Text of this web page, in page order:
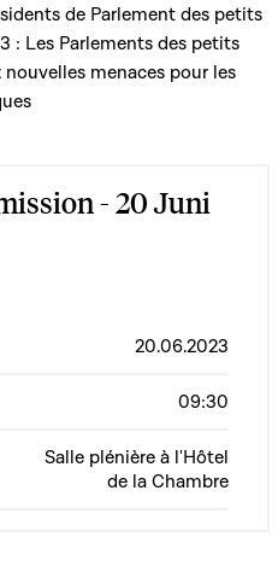
de Parlement des petits
: Les Parlements des petits
menaces pour les
- 20 Juni
20.06.2023
09:30
Salle plénière à l'Hôtel
de la Chambre